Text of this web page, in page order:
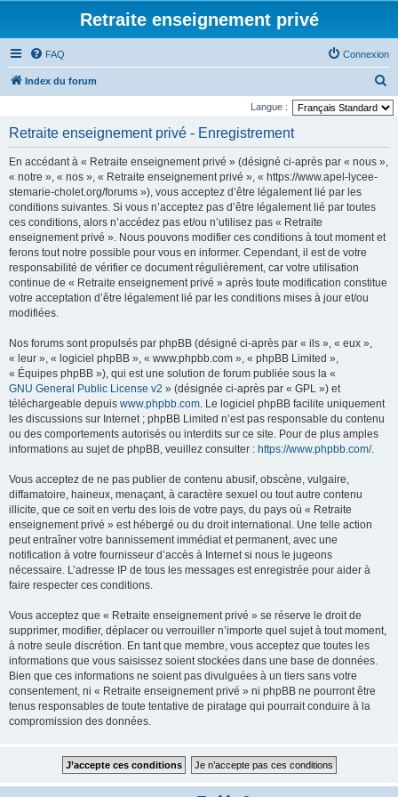
Retraite enseignement privé
FAQ Connexion
Index du forum
e
Langue :
Retraite enseignement privé - Enregistrement
En accédant à « Retraite enseignement privé » (désigné ci-après par « nous »,
« notre », « nos », « Retraite enseignement privé », « https://www.apel-lycee-
stemarie-cholet.org/forums »), vous acceptez d’être légalement lié par les
conditions suivantes. Si vous n’acceptez pas d’être légalement lié par toutes
ces conditions, alors n’accédez pas et/ou n’utilisez pas « Retraite
enseignement privé ». Nous pouvons modifier ces conditions à tout moment et
ferons tout notre possible pour vous en informer. Cependant, il est de votre
responsabilité de vérifier ce document régulièrement, car votre utilisation
continue de « Retraite enseignement privé » après toute modification constitue
votre acceptation d’être légalement lié par les conditions mises à jour et/ou
modifiées.
Nos forums sont propulsés par phpBB (désigné ci-après par « ils », « eux »,
« leur », « logiciel phpBB », « www.phpbb.com », « phpBB Limited »,
« Équipes phpBB »), qui est une solution de forum publiée sous la «
GNU General Public License v2 » (désignée ci-après par « GPL ») et
téléchargeable depuis www.phpbb.com. Le logiciel phpBB facilite uniquement
les discussions sur Internet ; phpBB Limited n’est pas responsable du contenu
ou des comportements autorisés ou interdits sur ce site. Pour de plus amples
informations au sujet de phpBB, veuillez consulter : https://www.phpbb.com/.
Vous acceptez de ne pas publier de contenu abusif, obscène, vulgaire,
diffamatoire, haineux, menaçant, à caractère sexuel ou tout autre contenu
illicite, que ce soit en vertu des lois de votre pays, du pays où « Retraite
enseignement privé » est hébergé ou du droit international. Une telle action
peut entraîner votre bannissement immédiat et permanent, avec une
notification à votre fournisseur d’accès à Internet si nous le jugeons
nécessaire. L’adresse IP de tous les messages est enregistrée pour aider à
faire respecter ces conditions.
Vous acceptez que « Retraite enseignement privé » se réserve le droit de
supprimer, modifier, déplacer ou verrouiller n’importe quel sujet à tout moment,
à notre seule discrétion. En tant que membre, vous acceptez que toutes les
informations que vous saisissez soient stockées dans une base de données.
Bien que ces informations ne soient pas divulguées à un tiers sans votre
consentement, ni « Retraite enseignement privé » ni phpBB ne pourront être
tenus responsables de toute tentative de piratage qui pourrait conduire à la
compromission des données.